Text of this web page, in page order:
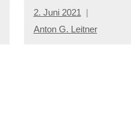
2. Juni 2021
Anton G. Leitner